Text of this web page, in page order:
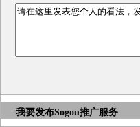
我要发布Sogou推广服务